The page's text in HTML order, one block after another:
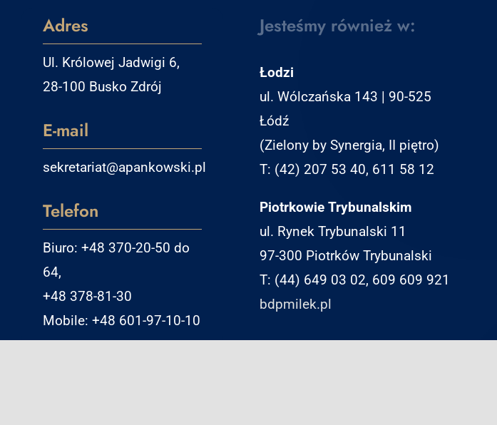
Adres
Ul. Królowej Jadwigi 6,
28-100 Busko Zdrój
E-mail
sekretariat@apankowski.pl
Telefon
Biuro: +48 370-20-50 do
64,
+48 378-81-30
Mobile: +48 601-97-10-10
Jesteśmy również w:
Łodzi
ul. Wólczańska 143 | 90-525
Łódź
(Zielony by Synergia, II piętro)
T: (42) 207 53 40, 611 58 12
Piotrkowie Trybunalskim
ul. Rynek Trybunalski 11
97-300 Piotrków Trybunalski
T: (44) 649 03 02, 609 609 921
bdpmilek.pl